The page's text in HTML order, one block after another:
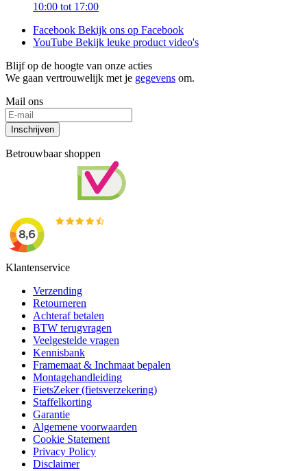
10:00 tot 17:00
Facebook Bekijk ons op Facebook
YouTube Bekijk leuke product video's
Blijf op de hoogte van onze acties
We gaan vertrouwelijk met je gegevens om.
Mail ons
Inschrijven
Betrouwbaar shoppen
Klantenservice
Verzending
Retourneren
Achteraf betalen
BTW terugvragen
Veelgestelde vragen
Kennisbank
Framemaat & Inchmaat bepalen
Montagehandleiding
FietsZeker (fietsverzekering)
Staffelkorting
Garantie
Algemene voorwaarden
Cookie Statement
Privacy Policy
Disclaimer